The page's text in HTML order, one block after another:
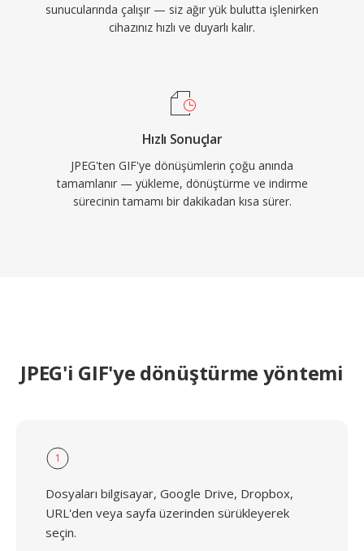
sunucularında çalışır — siz ağır yük bulutta işlenirken
cihazınız hızlı ve duyarlı kalır.
Hızlı Sonuçlar
JPEG'ten GIF'ye dönüşümlerin çoğu anında
tamamlanır — yükleme, dönüştürme ve indirme
sürecinin tamamı bir dakikadan kısa sürer.
JPEG'i GIF'ye dönüştürme yöntemi
1
Dosyaları bilgisayar, Google Drive, Dropbox,
URL'den veya sayfa üzerinden sürükleyerek
seçin.